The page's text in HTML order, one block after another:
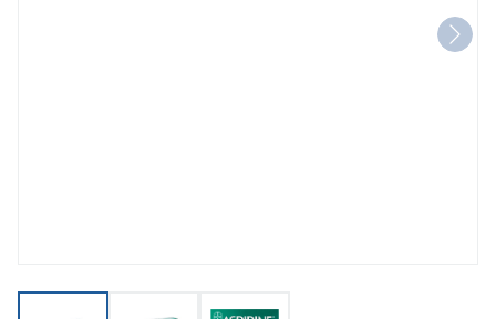
View larger imageView larger imageView larger image